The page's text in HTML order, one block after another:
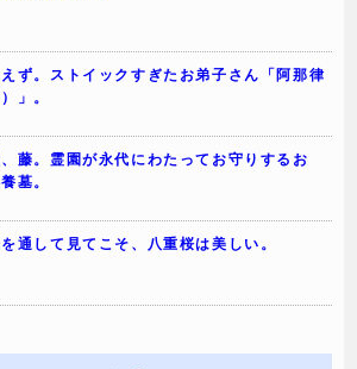
ず。ストイックすぎたお弟子さん「阿那律
」。
藤。霊園が永代にわたってお守りするお
墓。
通して見てこそ、八重桜は美しい。